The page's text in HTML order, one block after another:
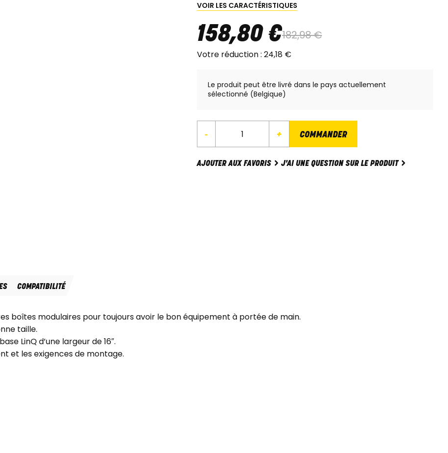
VOIR LES CARACTÉRISTIQUES
158,80€182,98€
Votre réduction : 24,18 €
Le produit peut être livré dans le pays actuellement
sélectionné (Belgique)
- + COMMANDER
AJOUTER AUX FAVORIS J'AI UNE QUESTION SUR LE PRODUIT
COMPATIBILITÉ
boîtes modulaires pour toujours avoir le bon équipement à portée de main.
taille.
LinQ d’une largeur de 16″.
et les exigences de montage.